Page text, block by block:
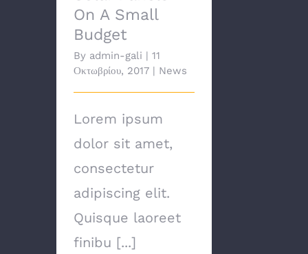
On A Small
Budget
By admin-gali | 11
Οκτωβρίου, 2017 | News
Lorem ipsum
dolor sit amet,
consectetur
adipiscing elit.
Quisque laoreet
finibu [...]